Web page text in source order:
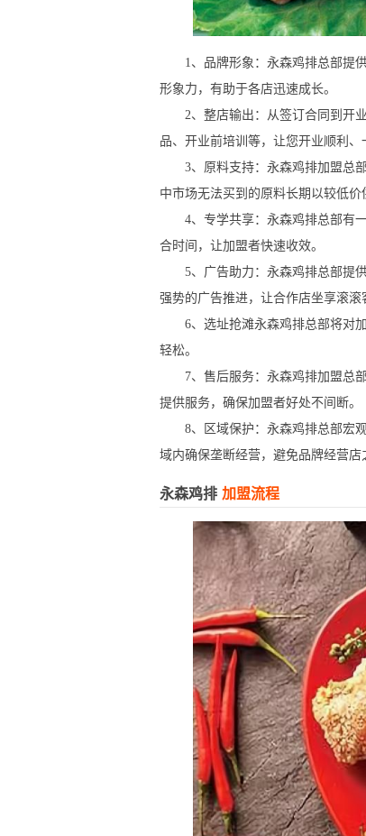
1、品牌形象：永森鸡排总部提供
形象力，有助于各店迅速成长。
2、整店输出：从签订合同到开业
品、开业前培训等，让您开业顺利、
3、原料支持：永森鸡排加盟总部
中市场无法买到的原料长期以较低价
4、专学共享：永森鸡排总部有一
合时间，让加盟者快速收效。
5、广告助力：永森鸡排总部提供
强势的广告推进，让合作店坐享滚滚
6、选址抢滩永森鸡排总部将对加
轻松。
7、售后服务：永森鸡排加盟总部
提供服务，确保加盟者好处不间断。
8、区域保护：永森鸡排总部宏观
域内确保垄断经营，避免品牌经营店
永森鸡排 加盟流程